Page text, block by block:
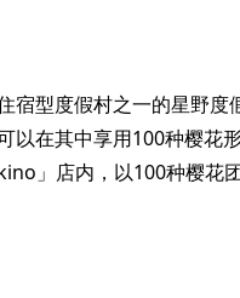
宿型度假村之一的星野
以在其中享用100种樱花形
」店内，以100种樱花